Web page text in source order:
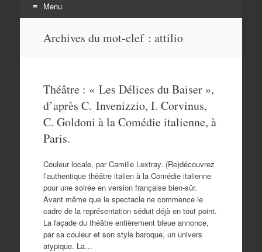
Menu
Archives du mot-clef : attilio
Théâtre : « Les Délices du Baiser »,
d’après C. Invenizzio, I. Corvinus,
C. Goldoni à la Comédie italienne, à
Paris.
Couleur locale, par Camille Lextray. (Re)découvrez
l’authentique théâtre italien à la Comédie italienne
pour une soirée en version française bien-sûr.
Avant même que le spectacle ne commence le
cadre de la représentation séduit déjà en tout point.
La façade du théâtre entièrement bleue annonce,
par sa couleur et son style baroque, un univers
atypique. La…